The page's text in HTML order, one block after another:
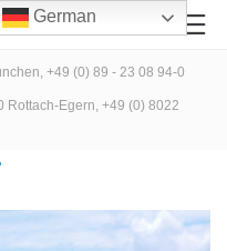
+49 (0) 89 - 23 08 94-0
Rottach-Egern, +49 (0) 8022
German